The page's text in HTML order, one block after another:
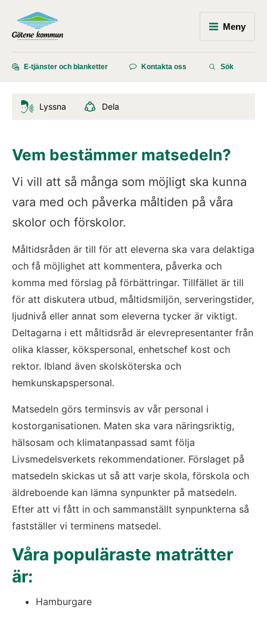
Meny
E-tjänster och blanketter Kontakta oss Sök
Lyssna Dela
Vem bestämmer matsedeln?
Vi vill att så många som möjligt ska kunna
vara med och påverka måltiden på våra
skolor och förskolor.
Måltidsråden är till för att eleverna ska vara delaktiga
och få möjlighet att kommentera, påverka och
komma med förslag på förbättringar. Tillfället är till
för att diskutera utbud, måltidsmiljön, serveringstider,
ljudnivå eller annat som eleverna tycker är viktigt.
Deltagarna i ett måltidsråd är elevrepresentanter från
olika klasser, kökspersonal, enhetschef kost och
rektor. Ibland även skolsköterska och
hemkunskapspersonal.
Matsedeln görs terminsvis av vår personal i
kostorganisationen. Maten ska vara näringsriktig,
hälsosam och klimatanpassad samt följa
Livsmedelsverkets rekommendationer. Förslaget på
matsedeln skickas ut så att varje skola, förskola och
äldreboende kan lämna synpunkter på matsedeln.
Efter att vi fått in och sammanställt synpunkterna så
fastställer vi terminens matsedel.
Våra populäraste maträtter
är:
Hamburgare